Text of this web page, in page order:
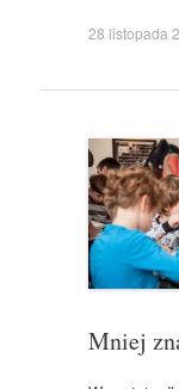
28 listopada
Mniej